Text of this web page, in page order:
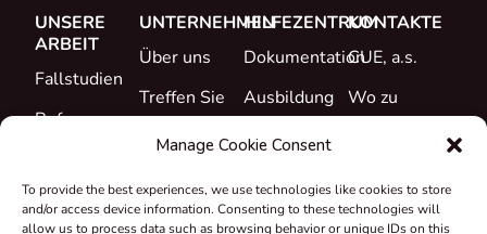
Manage Cookie Consent
To provide the best experiences, we use technologies like cookies to store
and/or access device information. Consenting to these technologies will
allow us to process data such as browsing behavior or unique IDs on this
UNSERE
ARBEIT
Fallstudien
Referenzen
UNTERNEHMEN
Über uns
Treffen Sie
das Team
Zertifikate &
Erklärungen
HILFEZENTRUM
Dokumentation
Ausbildung
Support
KONTAKTE
CUE, a.s.
Wo zu
kaufen